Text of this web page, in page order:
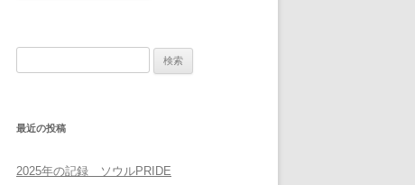
最近の投稿
2025年の記録 ソウルPRIDE